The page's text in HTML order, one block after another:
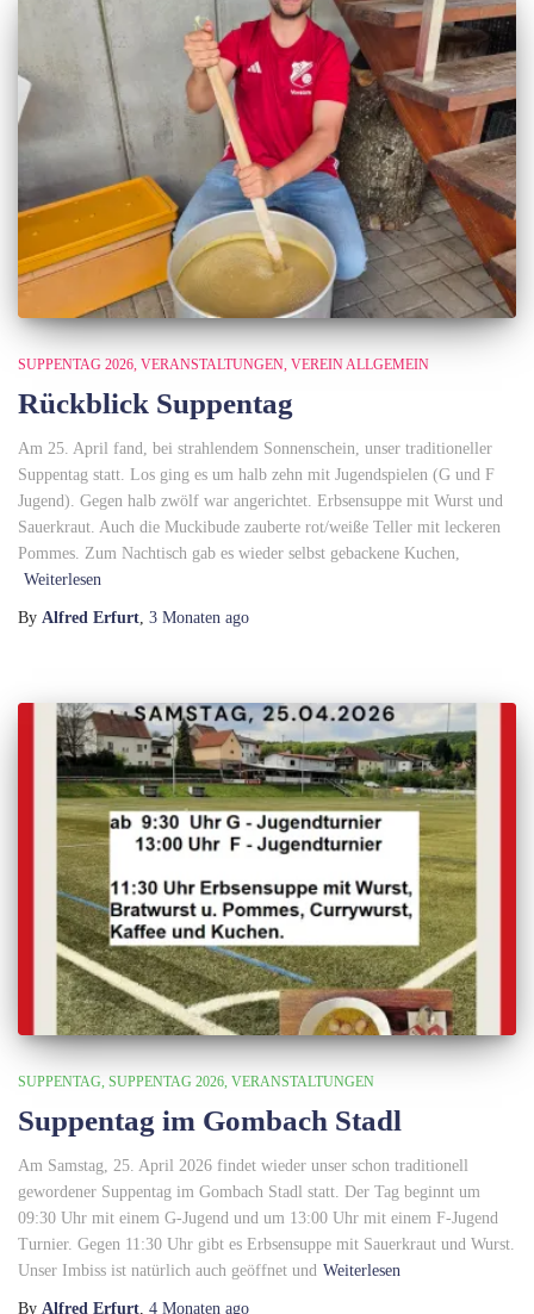
SUPPENTAG 2026 VERANSTALTUNGEN VEREIN ALLGEMEIN
Rückblick Suppentag
Am 25. April fand, bei strahlendem Sonnenschein, unser traditioneller
Suppentag statt. Los ging es um halb zehn mit Jugendspielen (G und F
Jugend). Gegen halb zwölf war angerichtet. Erbsensuppe mit Wurst und
Sauerkraut. Auch die Muckibude zauberte rot/weiße Teller mit leckeren
Pommes. Zum Nachtisch gab es wieder selbst gebackene Kuchen,
Weiterlesen
By Alfred Erfurt, 3 Monaten ago
SUPPENTAG SUPPENTAG 2026 VERANSTALTUNGEN
Suppentag im Gombach Stadl
Am Samstag, 25. April 2026 findet wieder unser schon traditionell
gewordener Suppentag im Gombach Stadl statt. Der Tag beginnt um
09:30 Uhr mit einem G-Jugend und um 13:00 Uhr mit einem F-Jugend
Turnier. Gegen 11:30 Uhr gibt es Erbsensuppe mit Sauerkraut und Wurst.
Unser Imbiss ist natürlich auch geöffnet und Weiterlesen
By Alfred Erfurt 4 Monaten ago